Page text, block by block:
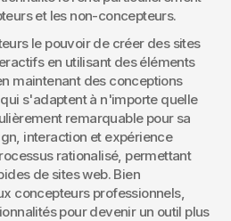
et les non-concepteurs.
le pouvoir de créer des sites
en utilisant des éléments
maintenant des conceptions
s'adaptent à n'importe quelle
remarquable pour sa
interaction et expérience
rationalisé, permettant
de sites web. Bien
concepteurs professionnels,
pour devenir un outil plus